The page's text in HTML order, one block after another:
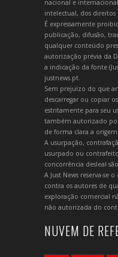
nacional e
intelectual, dos direitos
É expressamente
publicação, difusão,
qualquer conteúdo
autorização prévia da
a indicação da fonte
justnews.pt.
Sem prejuízo do que
descarregar ou copiar
estritamente para seu
também autorizado
de forma clara a
A usurpação,
usurpado ou
concorrência desleal
A Just News reserva-se
contra os autores de
exploração comercial
não autorizada do
NUVEM DE